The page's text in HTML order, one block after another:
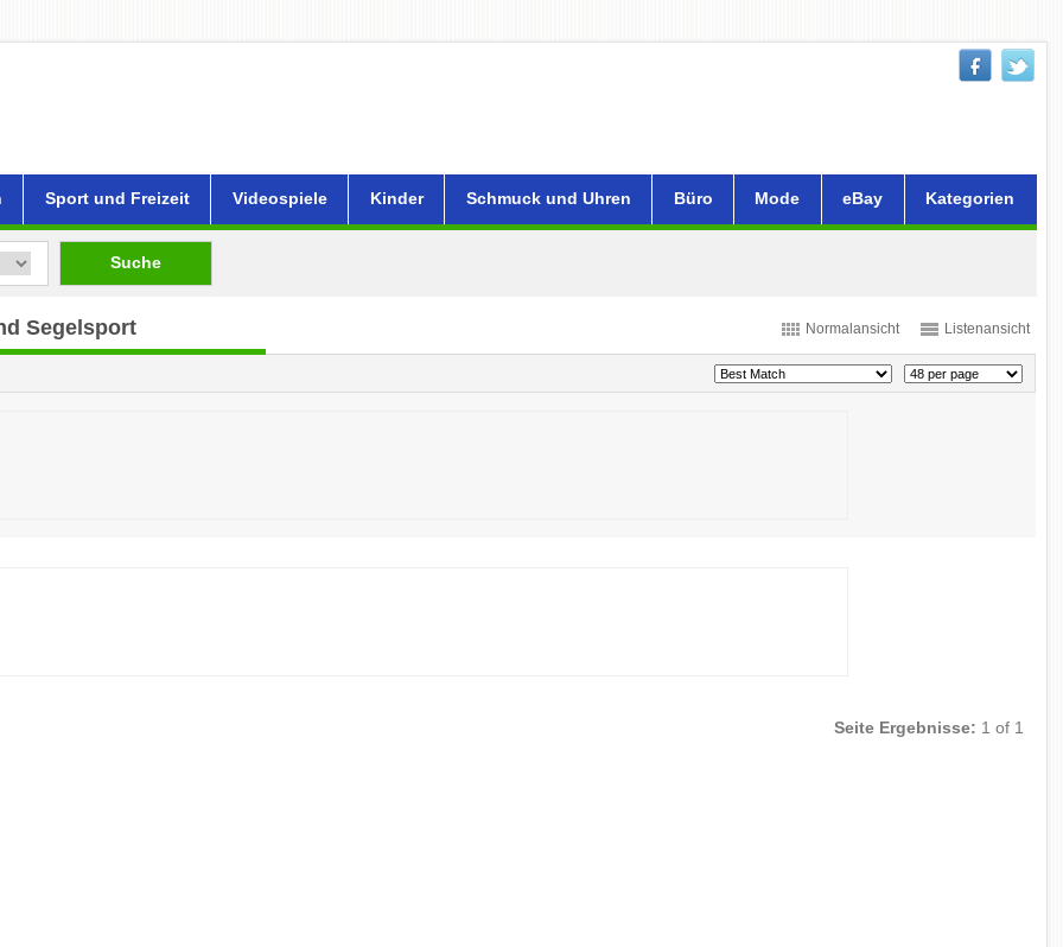
Sport und Freizeit Videospiele Kinder Schmuck und Uhren Büro Mode eBay Kategorien
Suche
Normalansicht Listenansicht
Segelsport
Seite Ergebnisse: 1 of 1